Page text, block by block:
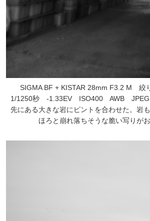
SIGMA BF + KISTAR 28mm F3.2 M
1/1250秒 -1.33EV ISO400 AWB JPEG
先にある大きな岩にピントを合わせた。岩
ほろと崩れ落ちそうな脆い写りがお